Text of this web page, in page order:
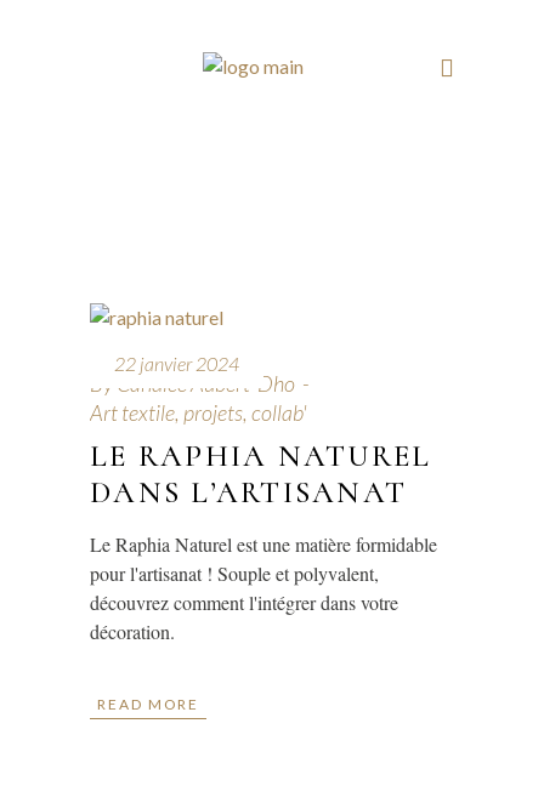
22 janvier 2024
By Candice Aubert-Dho
Art textile, projets, collab'
LE RAPHIA NATUREL
DANS L’ARTISANAT
Le Raphia Naturel est une matière formidable
pour l'artisanat ! Souple et polyvalent,
découvrez comment l'intégrer dans votre
décoration.
READ MORE